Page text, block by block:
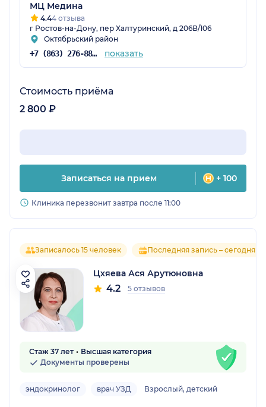
МЦ Медина
4.44 отзыва
г Ростов-на-Дону, пер Халтуринский, д 206В/106
Октябрьский район
+7 (863) 276-88-47 показать
Стоимость приёма
2 800 ₽
Записаться на прием + 100
Клиника перезвонит завтра после 11:00
Записалось 15 человек Последняя запись – сегодня
Цхяева Ася Арутюновна
4.2 5 отзывов
Стаж 37 лет
Высшая категория
Документы проверены
эндокринолог врач УЗД Взрослый, детский